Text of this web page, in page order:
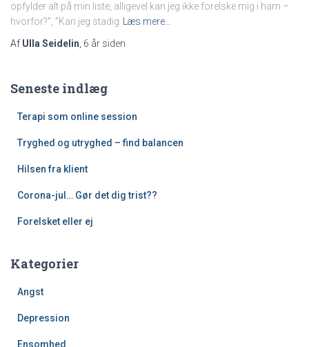
opfylder alt på min liste, alligevel kan jeg ikke forelske mig i ham –
hvorfor?”, ”Kan jeg stadig
Læs mere…
Af Ulla Seidelin 6 år siden
Seneste indlæg
Terapi som online session
Tryghed og utryghed – find balancen
Hilsen fra klient
Corona-jul… Gør det dig trist??
Forelsket eller ej
Kategorier
Angst
Depression
Ensomhed